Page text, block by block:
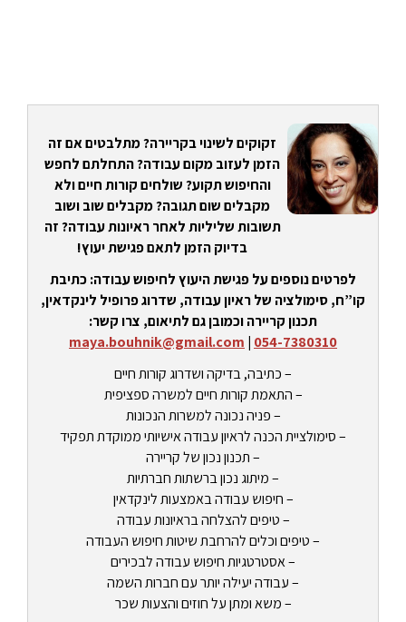
זקוקים לשינוי בקריירה? מתלבטים אם זה
הזמן לעזוב מקום עבודה? התחלתם לחפש
והחיפוש תקוע? שולחים קורות חיים ולא
מקבלים שום תגובה? מקבלים שוב ושוב
תשובות שליליות לאחר ראיונות עבודה? זה
בדיוק הזמן לתאם פגישת יעוץ!
לפרטים נוספים על פגישת היעוץ לחיפוש עבודה: כתיבת
קו”ח, סימולציה של ראיון עבודה, שדרוג פרופיל לינקדאין,
תכנון קריירה וכמובן גם לתיאום, צרו קשר:
054-7380310
|
maya.bouhnik@gmail.com
– כתיבה, בדיקה ושדרוג קורות חיים
– התאמת קורות חיים למשרה ספציפית
– פניה נכונה למשרות הנכונות
– סימולציית הכנה לראיון עבודה אישיותי ממוקדת תפקיד
– תכנון נכון של קריירה
– מיתוג נכון ברשתות חברתיות
– חיפוש עבודה באמצעות לינקדאין
– טיפים להצלחה בראיונות עבודה
– טיפים וכלים להרחבת שיטות חיפוש העבודה
– אסטרטגיות חיפוש עבודה לבכירים
– עבודה יעילה יותר עם חברות השמה
– משא ומתן על חוזים והצעות שכר